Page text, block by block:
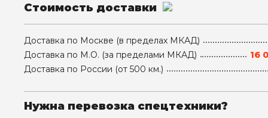
Стоимость доставки
Доставка по Москве (в пределах МКАД)
Доставка по М.О. (за пределами МКАД)
16
Доставка по России (от 500 км.)
Нужна перевозка спецтехники?